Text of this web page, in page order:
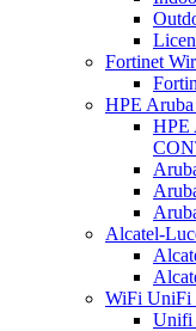
Fortinet
HPE Aruba
HPE
Alcatel-
WiFi UniFi
Unifi